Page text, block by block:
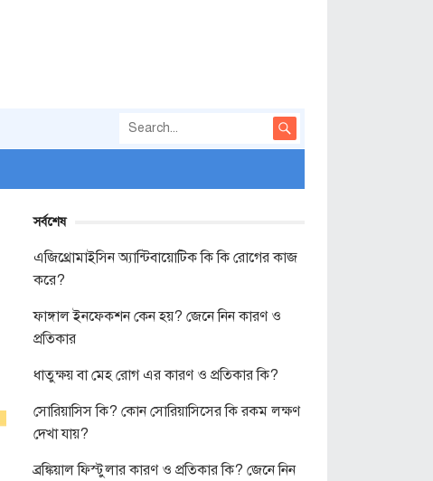
সর্বশেষ
এজিথ্রোমাইসিন অ্যান্টিবায়োটিক কি কি রোগের কাজ
করে?
ফাঙ্গাল ইনফেকশন কেন হয়? জেনে নিন কারণ ও
প্রতিকার
ধাতুক্ষয় বা মেহ রোগ এর কারণ ও প্রতিকার কি?
সোরিয়াসিস কি? কোন সোরিয়াসিসের কি রকম লক্ষণ
দেখা যায়?
ব্রঙ্কিয়াল ফিস্টুলার কারণ ও প্রতিকার কি? জেনে নিন